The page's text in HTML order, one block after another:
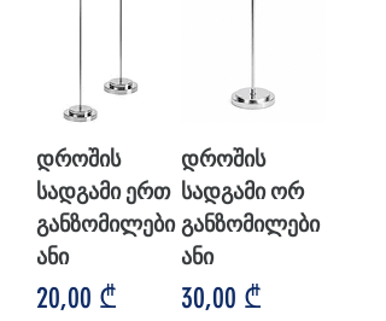
დროშის
სადგამი ერთ
განზომილები
ანი
Price
20,00 ₾
დროშის
სადგამი ორ
განზომილები
ანი
Price
30,00 ₾